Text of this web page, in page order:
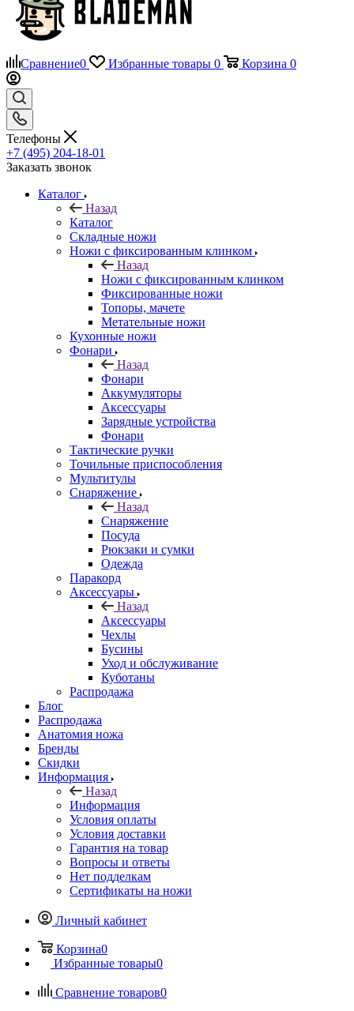
Сравнение0 Избранные товары 0 Корзина 0
Телефоны
+7 (495) 204-18-01
Заказать звонок
Каталог
Назад
Каталог
Складные ножи
Ножи с фиксированным клинком
Назад
Ножи с фиксированным клинком
Фиксированные ножи
Топоры, мачете
Метательные ножи
Кухонные ножи
Фонари
Назад
Фонари
Аккумуляторы
Аксессуары
Зарядные устройства
Фонари
Тактические ручки
Точильные приспособления
Мультитулы
Снаряжение
Назад
Снаряжение
Посуда
Рюкзаки и сумки
Одежда
Паракорд
Аксессуары
Назад
Аксессуары
Чехлы
Бусины
Уход и обслуживание
Куботаны
Распродажа
Блог
Распродажа
Анатомия ножа
Бренды
Скидки
Информация
Назад
Информация
Условия оплаты
Условия доставки
Гарантия на товар
Вопросы и ответы
Нет подделкам
Сертификаты на ножи
Личный кабинет
Корзина0
Избранные товары0
Сравнение товаров0